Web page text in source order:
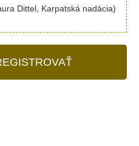
Dittel, Karpatská nadácia)